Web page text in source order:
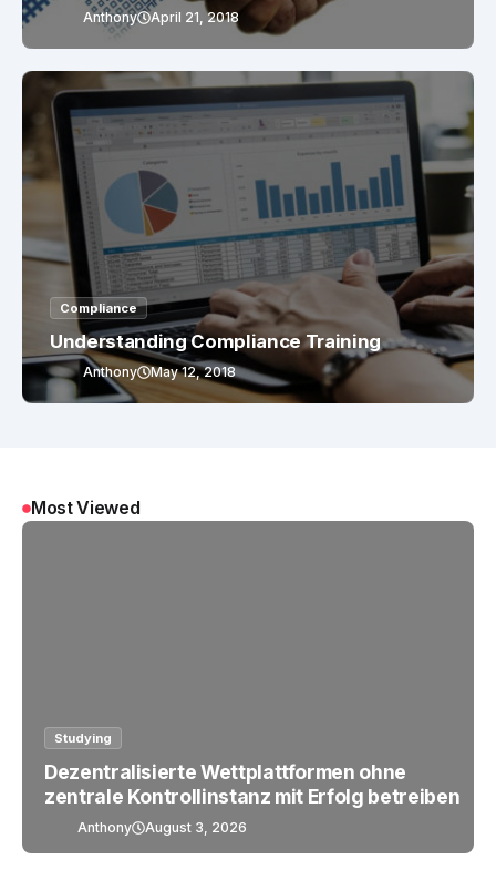
Anthony April 21, 2018
Compliance
Understanding Compliance Training
Anthony May 12, 2018
Most Viewed
Studying
Dezentralisierte Wettplattformen ohne
zentrale Kontrollinstanz mit Erfolg betreiben
Anthony August 3, 2026